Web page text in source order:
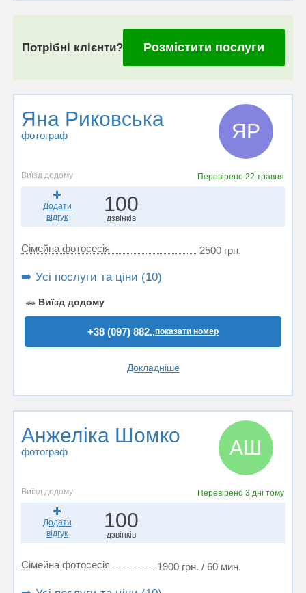
Потрібні клієнти? Розмістити послуги
Яна Риковська
фотограф ЯР
Виїзд додому Перевірено22 травня
Додати
відгук
100
дзвінків
Сімейна фотосесія 2500 грн.
➡️ Усі послуги та ціни (10)
🚗 Виїзд додому
+38 (097) 882..показати номер
Докладніше
Анжеліка Шомко
фотограф АШ
Виїзд додому Перевірено3 дні тому
Додати
відгук
100
дзвінків
Сімейна фотосесія 1900 грн. / 60 мин.